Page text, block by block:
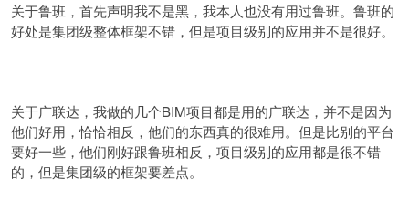
关于鲁班，首先声明我不是黑，我本人也没有用过鲁班。鲁班的
好处是集团级整体框架不错，但是项目级别的应用并不是很好。
关于广联达，我做的几个BIM项目都是用的广联达，并不是因为
他们好用，恰恰相反，他们的东西真的很难用。但是比别的平台
要好一些，他们刚好跟鲁班相反，项目级别的应用都是很不错
的，但是集团级的框架要差点。